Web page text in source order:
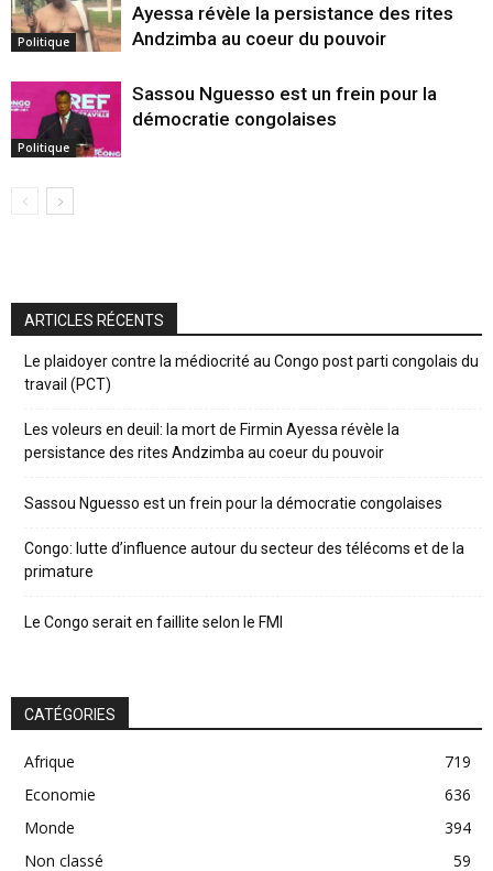
Politique
Ayessa révèle la persistance des rites
Andzimba au coeur du pouvoir
Politique
Sassou Nguesso est un frein pour la
démocratie congolaises
ARTICLES RÉCENTS
Le plaidoyer contre la médiocrité au Congo post parti congolais du
travail (PCT)
Les voleurs en deuil: la mort de Firmin Ayessa révèle la
persistance des rites Andzimba au coeur du pouvoir
Sassou Nguesso est un frein pour la démocratie congolaises
Congo: lutte d’influence autour du secteur des télécoms et de la
primature
Le Congo serait en faillite selon le FMI
CATÉGORIES
Afrique
719
Economie
636
Monde
394
Non classé
59